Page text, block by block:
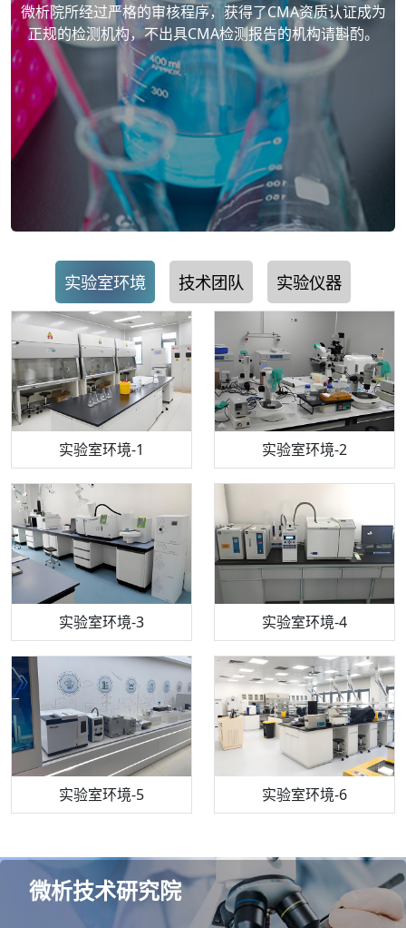
微析院所经过严格的审核程序，获得了CMA资质认证成为
正规的检测机构，不出具CMA检测报告的机构请斟酌。
实验室环境 技术团队 实验仪器
实验室环境-1 实验室环境-2
实验室环境-3 实验室环境-4
实验室环境-5 实验室环境-6
机构质检技术员-1 机构质检技术员-2
机构质检技术员-3 机构质检技术员-4
机构质检技术员-5 机构质检技术员-6
步入式恒温恒湿试验箱 电感耦合等离子体光谱仪
高效液相色谱仪 流式细胞仪
气相色谱仪 万能力学试验仪
微析技术研究院